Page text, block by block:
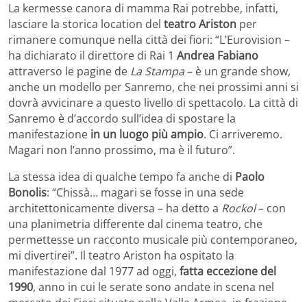
La kermesse canora di mamma Rai potrebbe, infatti,
lasciare la storica location del teatro Ariston per
rimanere comunque nella città dei fiori: “L’Eurovision –
ha dichiarato il direttore di Rai 1 Andrea Fabiano
attraverso le pagine de La Stampa– è un grande show,
anche un modello per Sanremo, che nei prossimi anni si
dovrà avvicinare a questo livello di spettacolo. La città di
Sanremo è d’accordo sull’idea di spostare la
manifestazione in un luogo più ampio. Ci arriveremo.
Magari non l’anno prossimo, ma è il futuro”.
La stessa idea di qualche tempo fa anche di Paolo
Bonolis: “Chissà… magari se fosse in una sede
architettonicamente diversa – ha detto a Rockol– con
una planimetria differente dal cinema teatro, che
permettesse un racconto musicale più contemporaneo,
mi divertirei”. Il teatro Ariston ha ospitato la
manifestazione dal 1977 ad oggi, fatta eccezione del
1990, anno in cui le serate sono andate in scena nel